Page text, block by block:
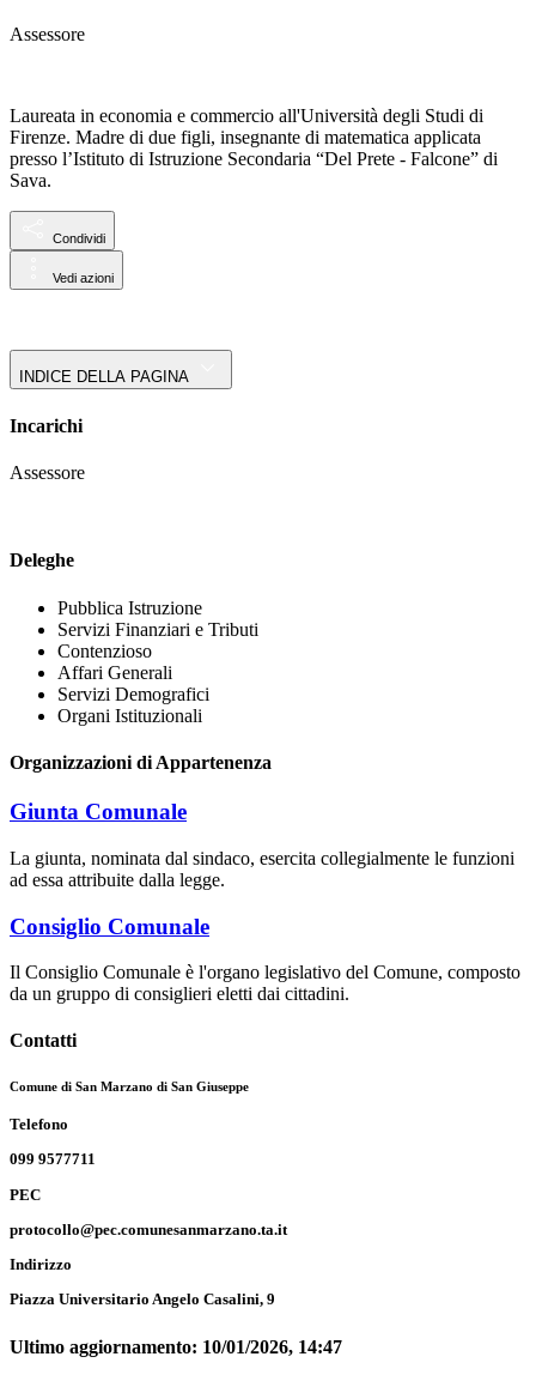
Assessore
Laureata in economia e commercio all'Università degli Studi di
Firenze. Madre di due figli, insegnante di matematica applicata
presso l’Istituto di Istruzione Secondaria “Del Prete - Falcone” di
Sava.
Condividi
Vedi azioni
INDICE DELLA PAGINA
Incarichi
Assessore
Deleghe
Pubblica Istruzione
Servizi Finanziari e Tributi
Contenzioso
Affari Generali
Servizi Demografici
Organi Istituzionali
Organizzazioni di Appartenenza
Giunta Comunale
La giunta, nominata dal sindaco, esercita collegialmente le funzioni
ad essa attribuite dalla legge.
Consiglio Comunale
Il Consiglio Comunale è l'organo legislativo del Comune, composto
da un gruppo di consiglieri eletti dai cittadini.
Contatti
Comune di San Marzano di San Giuseppe
Telefono
099 9577711
PEC
protocollo@pec.comunesanmarzano.ta.it
Indirizzo
Piazza Universitario Angelo Casalini, 9
Ultimo aggiornamento: 10/01/2026, 14:47